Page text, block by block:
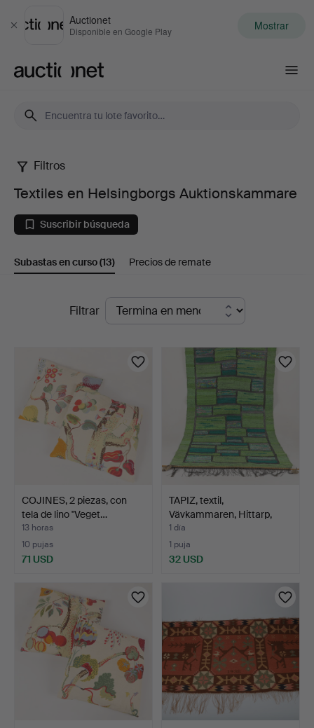
Cerrar
Auctionet
Disponible en Google Play Mostrar
Textiles
en
Helsingborgs
Auktionskammare
Filtros
Textiles en Helsingborgs Auktionskammare
Suscribir búsqueda
Subastas en curso(13) Precios de remate
Subastas
curso
Filtrar
COJINES, 2 piezas, con
tela de lino "Veget…
13 horas
10 pujas
71 USD
TAPIZ, textil,
Vävkammaren, Hittarp,
segun…
1 día
1 puja
32 USD